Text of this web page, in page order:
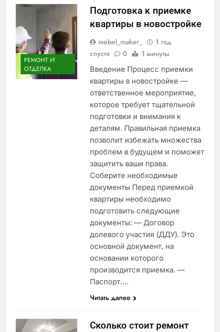
РЕМОНТ И
ОТДЕЛКА
Подготовка к приемке
квартиры в новостройке
mebel_maker_
1 год
спустя
0 1 минуты
Введение Процесс приемки
квартиры в новостройке —
ответственное мероприятие,
которое требует тщательной
подготовки и внимания к
деталям. Правильная приемка
позволит избежать множества
проблем в будущем и поможет
защитить ваши права.
Соберите необходимые
документы Перед приемкой
квартиры необходимо
подготовить следующие
документы: — Договор
долевого участия (ДДУ). Это
основной документ, на
основании которого
производится приемка. —
Паспорт….
Читать далее
Сколько стоит ремонт